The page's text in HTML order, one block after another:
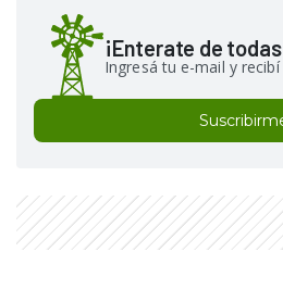
¡Enterate de
Ingresá tu e-mail y